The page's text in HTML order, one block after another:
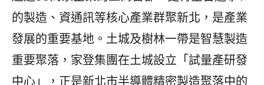
的製造、資通訊等核心產業群聚新北，是產業
發展的重要基地。土城及樹林一帶是智慧製造
重要聚落，家登集團在土城設立「試量產研發
中心」，正是新北市半導體精密製造聚落中的